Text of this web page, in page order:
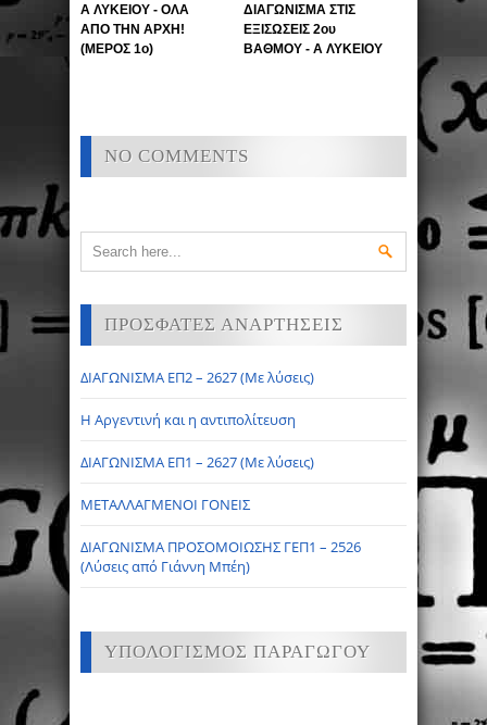
Α ΛΥΚΕΙΟΥ - ΟΛΑ
ΑΠΟ ΤΗΝ ΑΡΧΗ!
(ΜΕΡΟΣ 1ο)
ΔΙΑΓΩΝΙΣΜΑ ΣΤΙΣ
ΕΞΙΣΩΣΕΙΣ 2ου
ΒΑΘΜΟΥ - Α ΛΥΚΕΙΟΥ
NO COMMENTS
ΠΡΟΣΦΑΤΕΣ ΑΝΑΡΤΗΣΕΙΣ
ΔΙΑΓΩΝΙΣΜΑ ΕΠ2 – 2627 (Με λύσεις)
Η Αργεντινή και η αντιπολίτευση
ΔΙΑΓΩΝΙΣΜΑ ΕΠ1 – 2627 (Με λύσεις)
ΜΕΤΑΛΛΑΓΜΕΝΟΙ ΓΟΝΕΙΣ
ΔΙΑΓΩΝΙΣΜΑ ΠΡΟΣΟΜΟΙΩΣΗΣ ΓΕΠ1 – 2526
(Λύσεις από Γιάννη Μπέη)
ΥΠΟΛΟΓΙΣΜΟΣ ΠΑΡΑΓΩΓΟΥ